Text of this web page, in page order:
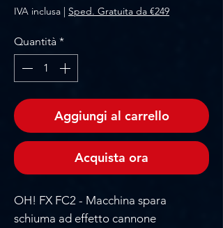
IVA inclusa | Sped. Gratuita da €249
Quantità *
Aggiungi al carrello
Acquista ora
OH! FX FC2 - Macchina spara
schiuma ad effetto cannone